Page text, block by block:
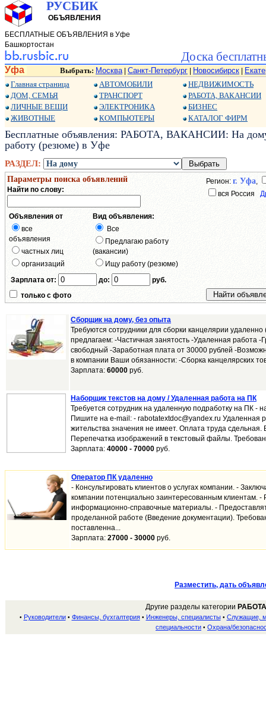
РУСБИК
ОБЪЯВЛЕНИЯ
БЕСПЛАТНЫЕ ОБЪЯВЛЕНИЯ в Уфе
Башкортостан
Доска
Уфа Выбрать: Москва| Санкт-Петербург Новосибирск
Главная страница
ДОМ, СЕМЬЯ
ЛИЧНЫЕ ВЕЩИ
ЖИВОТНЫЕ
АВТОМОБИЛИ
ТРАНСПОРТ
ЭЛЕКТРОНИКА
КОМПЬЮТЕРЫ
НЕДВИЖИМОСТЬ
РАБОТА, ВАКАНСИИ
БИЗНЕС
КАТАЛОГ ФИРМ
Бесплатные объявления: РАБОТА, ВАКАНСИИ: На
работу (резюме) в Уфе
РАЗДЕЛ:
Параметры поиска объявлений
Найти по слову:
Регион: г. Уфа,
вся Россия
Объявления от
все
объявления
частных лиц
организаций
Вид объявления:
Все
Предлагаю работу
(вакансии)
Ищу работу (резюме)
Зарплата от:
до:
руб.
только с фото
Сборщик на дому, без опыта
Требуются сотрудники для сборки канцелярии
предлагаем: -Частичная занятость -Удаленная работа -
свободный -Заработная плата от 30000 рублей -
в компании Ваши обязанности: -Сборка канцелярских
Зарплата: 60000 руб.
Наборщик текстов на дому / Удаленная работа на ПК
Требуется сотрудник на удаленную подработку на ПК -
Пишите на e-mail: - rabotatextdoc@yandex.ru Удаленная
жительства значения не имеет. Оплата труда сдельная.
Перепечатка изображений в текстовый файлы.
Зарплата: 40000 - 70000 руб.
Оператор ПК удаленно
- Консультировать клиентов о услугах компании. -
компании потенциально заинтересованным клиентам. -
информационно-справочные материалы. -
проделанной работе (Введение документации).
поставленна...
Зарплата: 27000 - 30000 руб.
Разместить, дать
Другие разделы категории
• Руководители• Финансы, бухгалтерия• Инженеры, специалисты• Служащие,
специальности • Охрана/